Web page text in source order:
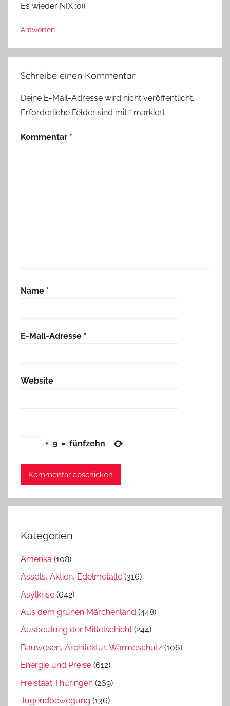
Es wieder NIX :o((
Antworten
Schreibe einen Kommentar
Deine E-Mail-Adresse wird nicht veröffentlicht.
Erforderliche Felder sind mit * markiert
Kommentar *
Name *
E-Mail-Adresse *
Website
+ 9 = fünfzehn
Kategorien
Amerika (108)
Assets, Aktien, Edelmetalle (316)
Asylkrise (642)
Aus dem grünen Märchenland (448)
Ausbeutung der Mittelschicht (244)
Bauwesen, Architektur, Wärmeschutz (106)
Energie und Preise (612)
Freistaat Thüringen (269)
Jugendbewegung (136)